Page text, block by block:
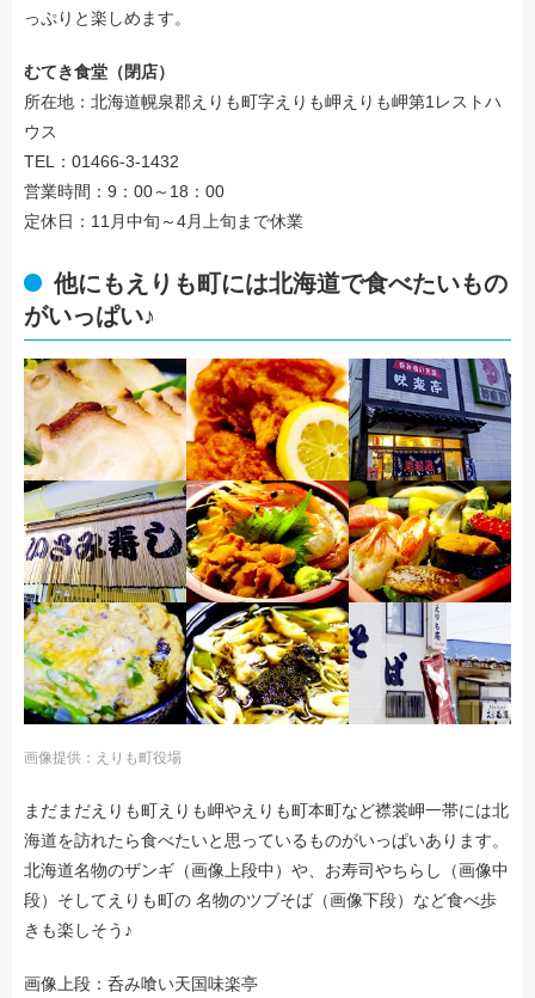
っぷりと楽しめます。
むてき食堂（閉店）
所在地：北海道幌泉郡えりも町字えりも岬えりも岬第1レストハ
ウス
TEL：01466-3-1432
営業時間：9：00～18：00
定休日：11月中旬～4月上旬まで休業
他にもえりも町には北海道で食べたいもの
がいっぱい♪
画像提供：えりも町役場
まだまだえりも町えりも岬やえりも町本町など襟裳岬一帯には北
海道を訪れたら食べたいと思っているものがいっぱいあります。
北海道名物のザンギ（画像上段中）や、お寿司やちらし（画像中
段）そしてえりも町の 名物のツブそば（画像下段）など食べ歩
きも楽しそう♪
画像上段：呑み喰い天国味楽亭